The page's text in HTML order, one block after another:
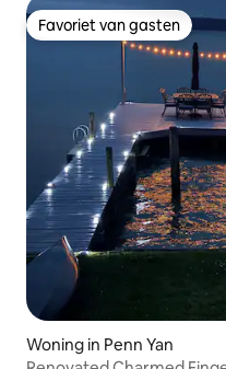
Favoriet van gasten
Favoriet van gasten
Woning in Penn Yan